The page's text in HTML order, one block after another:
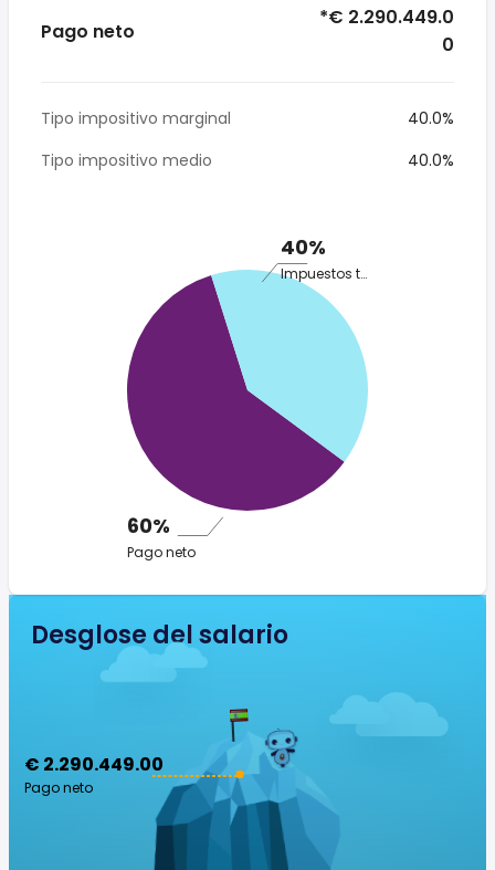
Pago neto
*€ 2.290.449.0
0
Tipo impositivo marginal
40.0%
Tipo impositivo medio
40.0%
40%
Impuestos totales
60%
Pago neto
Desglose del salario
€ 2.290.449.00
Pago neto